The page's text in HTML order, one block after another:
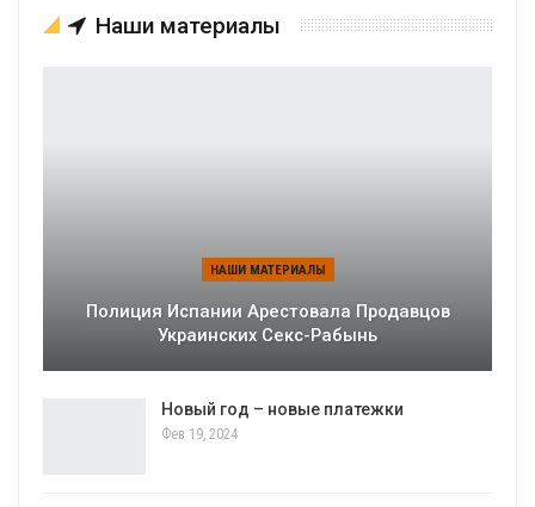
Наши материалы
НАШИ МАТЕРИАЛЫ
Полиция Испании Арестовала Продавцов
Украинских Секс-Рабынь
Новый год – новые платежки
Фев 19, 2024